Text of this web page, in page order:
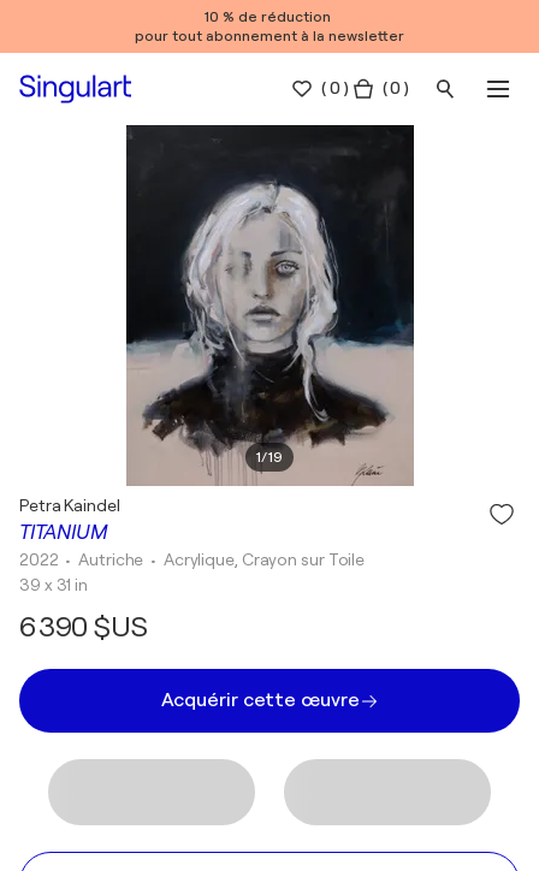
10 % de réduction
pour tout abonnement à la newsletter
(0 ) ( 0 )
1/19
TITANIUM
Petra Kaindel
2022 • Autriche • Acrylique, Crayon sur Toile
39 x 31 in
6 390 $US
Acquérir cette œuvre